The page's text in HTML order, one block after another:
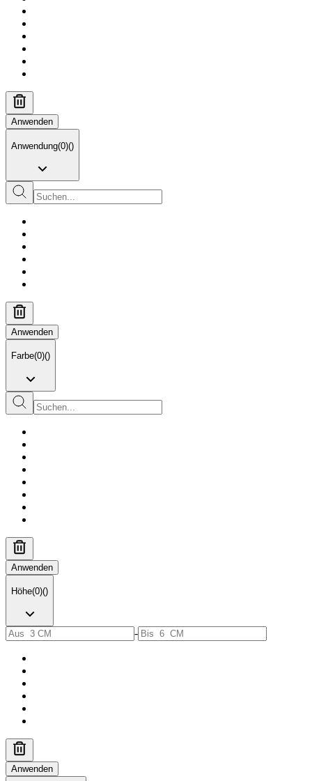
Anwenden
Anwendung(0)()
Anwenden
Farbe(0)()
Anwenden
Höhe(0)()
-
Anwenden